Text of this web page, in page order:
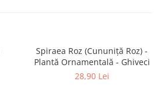
Spiraea Roz (Cununiță Roz) -
Plantă Ornamentală - Ghiveci
28,90 Lei